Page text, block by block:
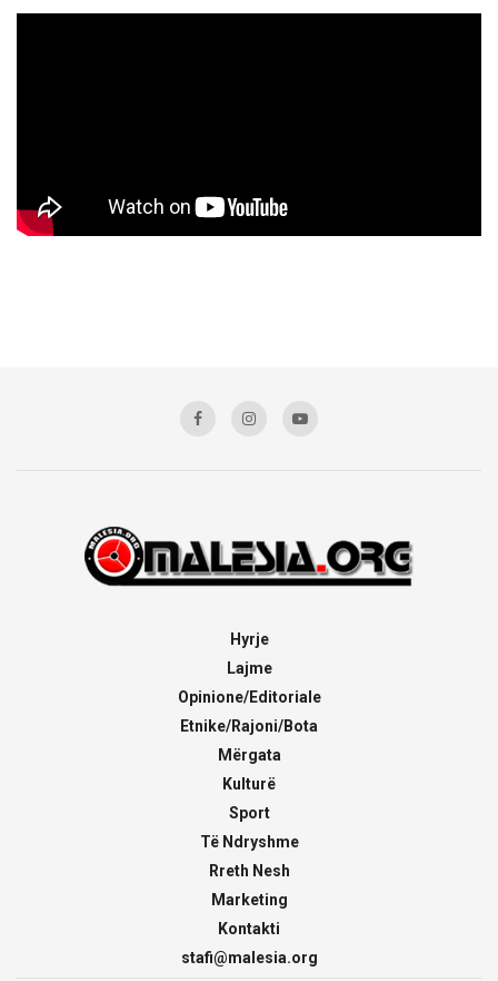
Hyrje
Lajme
Opinione/Editoriale
Etnike/Rajoni/Bota
Mërgata
Kulturë
Sport
Të Ndryshme
Rreth Nesh
Marketing
Kontakti
stafi@malesia.org